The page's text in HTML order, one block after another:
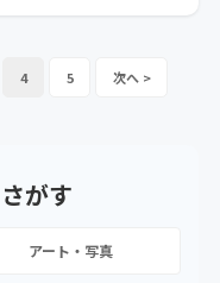
4 5
さがす
アート・写真